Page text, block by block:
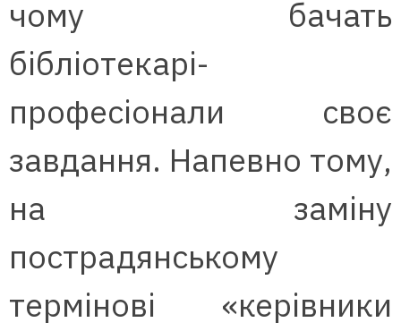
чому бачать
бібліотекарі-
професіонали своє
завдання. Напевно тому,
на заміну
пострадянському
термінові «керівники